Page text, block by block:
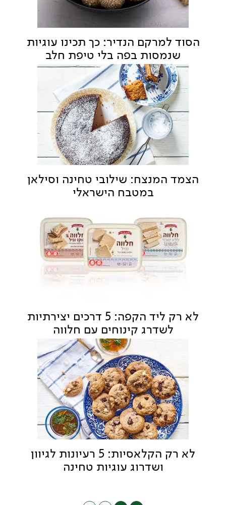
הסוד למרקם הנדיר: כך תכינו עוגיות
שנמסות בפה בלי טיפת חלב
הצמד המנצח: שילובי טחינה וסילאן
במטבח הישראלי
לא רק ליד הקפה: 5 דרכים יצירתיות
לשדרג קינוחים עם חלווה
לא רק הקלאסיות: 5 רעיונות לגיוון
ושדרוג עוגיות טחינה